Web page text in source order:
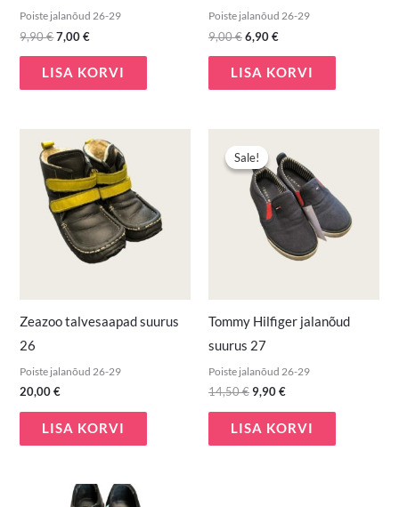
Poiste jalanõud 26-29
9,90€7,00€
LISA KORVI
Poiste jalanõud 26-29
9,00€6,90€
LISA KORVI
Zeazoo talvesaapad suurus
26
Poiste jalanõud 26-29
20,00€
LISA KORVI
Sale!
Sale!
Tommy Hilfiger jalanõud
suurus 27
Poiste jalanõud 26-29
14,50€
hind
oli:
14,50 €.
9,90€
on:
9,90 €.
LISA KORVI